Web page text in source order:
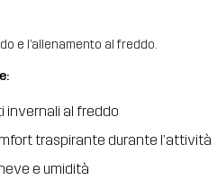
e l’allenamento al freddo.
invernali al freddo
traspirante durante l’attività
e umidità